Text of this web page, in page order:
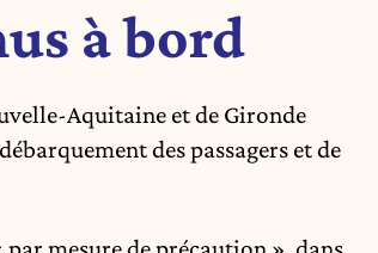
à bord
Aquitaine et de Gironde
des passagers et de